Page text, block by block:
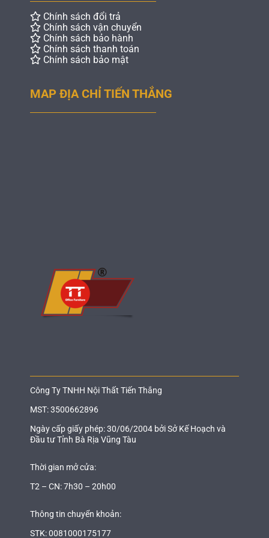
Chính sách đổi trả
Chính sách vận chuyển
Chính sách bảo hành
Chính sách thanh toán
Chính sách bảo mật
MAP ĐỊA CHỈ TIẾN THẮNG
Công Ty TNHH Nội Thất Tiến Thắng
MST: 3500662896
Ngày cấp giấy phép: 30/06/2004 bởi Sở Kế Hoạch và
Đầu tư Tỉnh Bà Rịa Vũng Tàu
Thời gian mở cửa:
T2 – CN: 7h30 – 20h00
Thông tin chuyển khoản:
STK: 0081000175177